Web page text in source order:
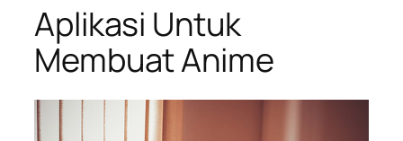
Aplikasi Untuk
Membuat Anime